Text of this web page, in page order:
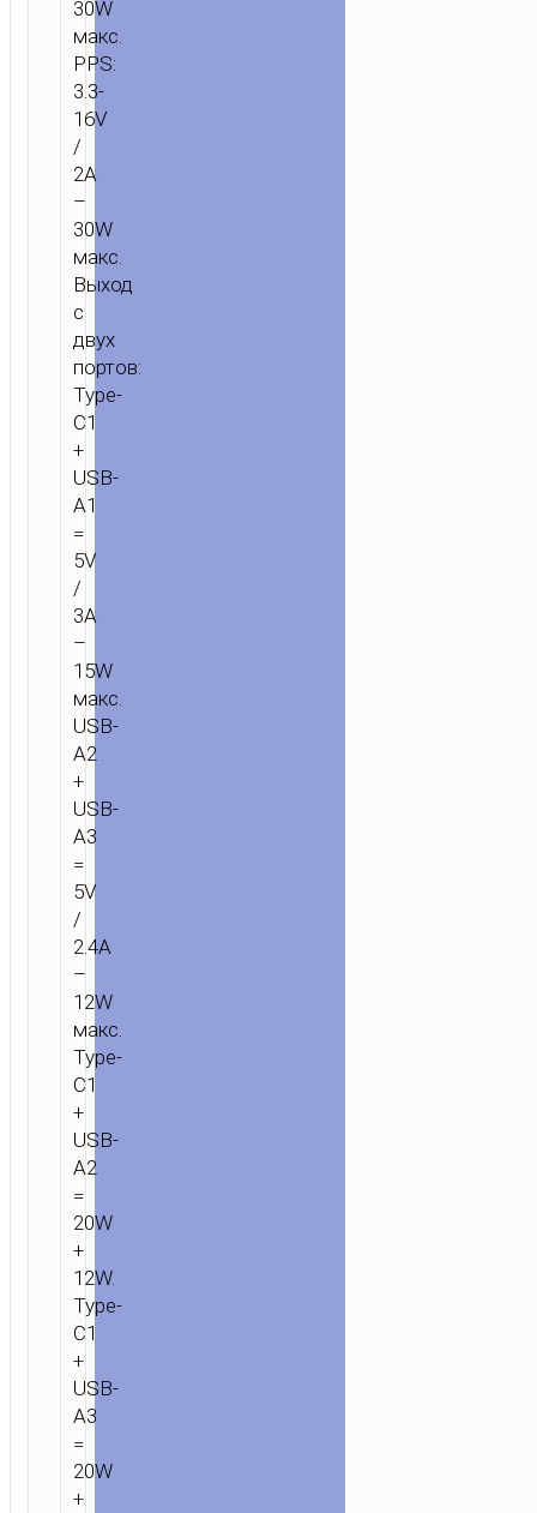
ГЛАВНАЯ
УДЛИНИТЕЛИ
СЕТЕВОЙ
РОЗЕТКИ
30W
макс.
PPS:
3.3-
16V
/
2A
–
30W
макс.
Выход
с
двух
портов:
Type-
C1
+
USB-
A1
=
5V
/
3A
–
15W
макс.
USB-
A2
+
USB-
A3
=
5V
/
2.4A
–
12W
макс.
Type-
C1
+
USB-
A2
=
20W
+
12W.
Type-
C1
+
USB-
A3
=
20W
+